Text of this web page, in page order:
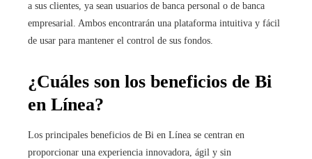
a sus clientes, ya sean usuarios de banca personal o de banca
empresarial. Ambos encontrarán una plataforma intuitiva y fácil
de usar para mantener el control de sus fondos.
¿Cuáles son los beneficios de Bi
en Línea?
Los principales beneficios de Bi en Línea se centran en
proporcionar una experiencia innovadora, ágil y sin